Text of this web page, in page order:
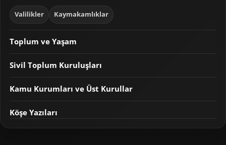
Valilikler Kaymakamlıklar
Toplum ve Yaşam
Sivil Toplum Kuruluşları
Kamu Kurumları ve Üst Kurullar
Köşe Yazıları